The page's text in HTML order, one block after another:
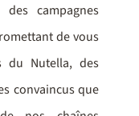
campagnes
de vous
du Nutella, des
convaincus que